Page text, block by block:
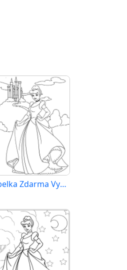
Popelka Zdarma Vymalovatelné Obrázek